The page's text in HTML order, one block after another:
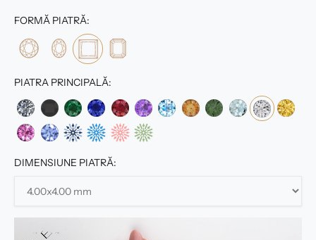
FORMĂ PIATRĂ:
PIATRA PRINCIPALĂ:
DIMENSIUNE PIATRĂ: